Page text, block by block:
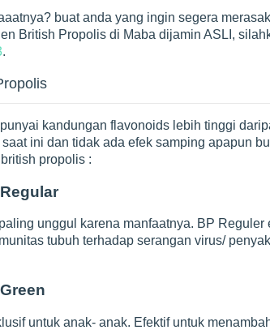
buat anda yang ingin segera
British Propolis di Maba dijamin ASLI,
.
kandungan flavonoids lebih tinggi
ini dan tidak ada efek samping apapun
propolis :
unggul karena manfaatnya. BP Reguler
tubuh terhadap serangan virus/
untuk anak- anak. Efektif untuk